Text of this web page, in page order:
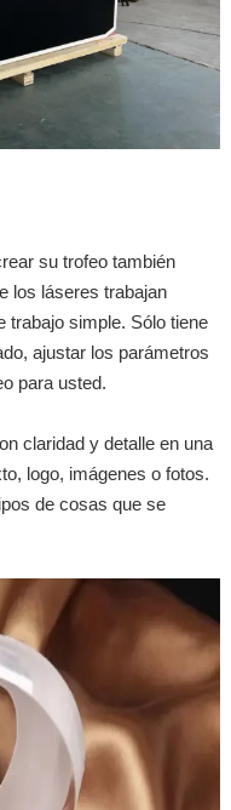
su trofeo también
los láseres trabajan
trabajo simple. Sólo tiene
ajustar los parámetros
para usted.
claridad y detalle en una
logo, imágenes o fotos.
de cosas que se